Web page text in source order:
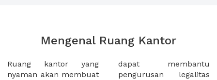
Mengenal Ruang Kantor
Ruang kantor yang
nyaman akan membuat
dapat membantu
pengurusan legalitas